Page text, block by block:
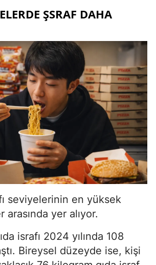
ŞSRAF DAHA
seviyelerinin en yüksek
yer alıyor.
israfı 2024 yılında 108
Bireysel düzeyde ise, kişi